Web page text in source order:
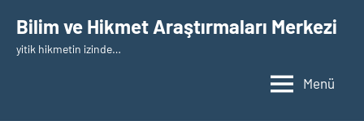
geçBilim ve Hikmet Araştırmaları Merkezi
yitik hikmetin izinde…
Menü